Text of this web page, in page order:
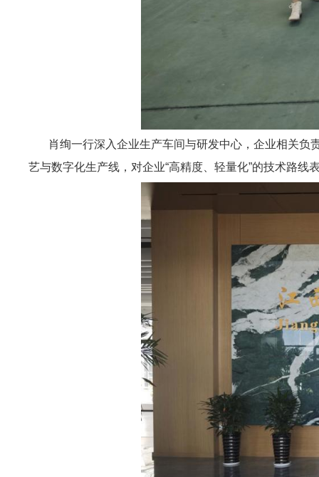
肖绚一行深入企业生产车间与研发中心，企业相关负
艺与数字化生产线，对企业“高精度、轻量化”的技术路线